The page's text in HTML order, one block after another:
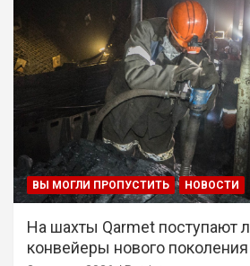
ВЫ МОГЛИ ПРОПУСТИТЬ НОВОСТИ
На шахты Qarmet поступают
конвейеры нового поколения